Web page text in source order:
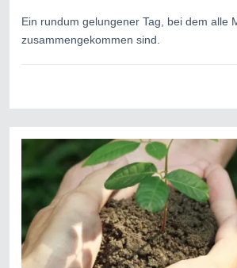
Ein rundum gelungener Tag, bei dem alle
zusammengekommen sind.